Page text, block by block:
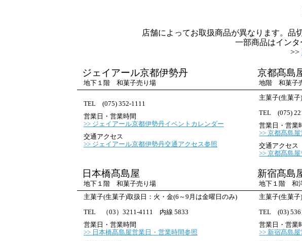
店舗によってお取扱商品が異なります。品
一部商品はインタ
ジェイアール京都伊勢丹
地下１階 和菓子売り場
TEL (075) 352-1111
営業日・営業時間
ジェイアール京都伊勢丹イベントカレンダー
交通アクセス
ジェイアール京都伊勢丹交通アクセス参照
京都髙島
地階 和菓子
主菓子(生菓
TEL (075)
営業日・営業
京都髙島
交通アクセス
京都髙島
日本橋髙島屋
地下１階 和菓子売り場
主菓子(生菓子)取扱日：火・金(6～9月は金曜日のみ)
TEL （03）3211‐4111 内線 5833
営業日・営業時間
日本橋髙島屋営業日・営業時間参照
新宿髙島
地下１階 和
主菓子(生菓
TEL (03)
営業日・営業
新宿髙島